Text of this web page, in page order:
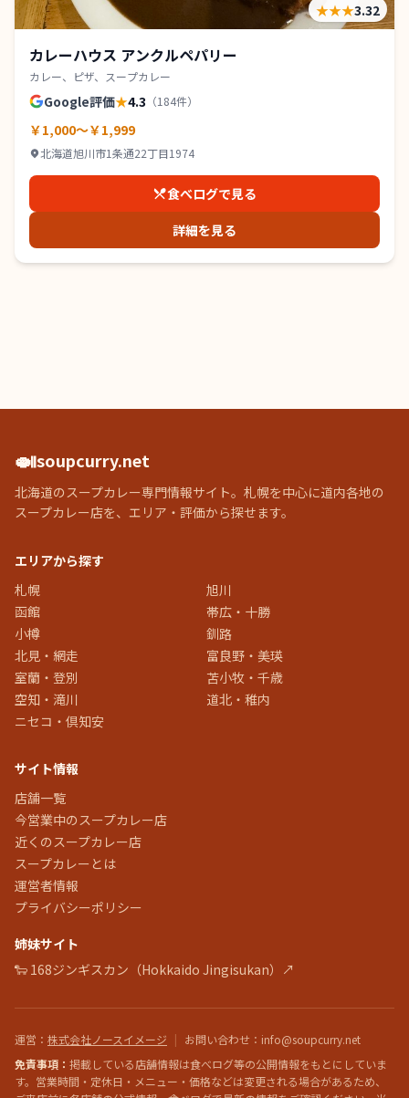
★★★3.32
カレーハウス アンクルペパリー
カレー、ピザ、スープカレー
Google評価★4.3 （184件）
￥1,000～￥1,999
北海道旭川市1条通22丁目1974
食べログで見る
詳細を見る
🍛soupcurry.net
北海道のスープカレー専門情報サイト。札幌を中心に道内各地の
スープカレー店を、エリア・評価から探せます。
エリアから探す
札幌
旭川
函館
帯広・十勝
小樽
釧路
北見・網走
富良野・美瑛
室蘭・登別
苫小牧・千歳
空知・滝川
道北・稚内
ニセコ・倶知安
サイト情報
店舗一覧
今営業中のスープカレー店
近くのスープカレー店
スープカレーとは
運営者情報
プライバシーポリシー
姉妹サイト
🐑 168ジンギスカン（Hokkaido Jingisukan）↗
運営 ： 株式会社ノースイメージ | お問い合わせ ：info@soupcurry.net
免責事項： 掲載している店舗情報は食べログ等の公開情報をもとにしていま
す。営業時間・定休日・メニュー・価格などは変更される場合があるため、